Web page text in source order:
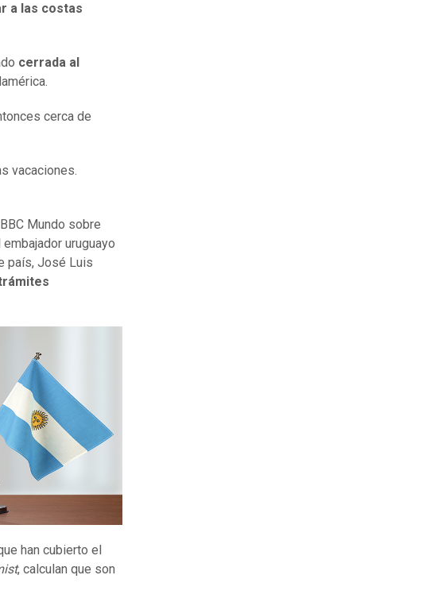
a las costas
cerrada al
cerca de
vacaciones.
Mundo sobre
uruguayo
país, José Luis
han cubierto el
, calculan que son